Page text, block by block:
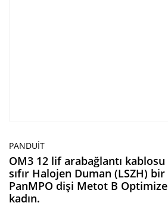
PANDUIT
OM3 12 lif arabağlantı
sıfır Halojen Duman (LSZH)
PanMPO dişi Metot B
kadın.